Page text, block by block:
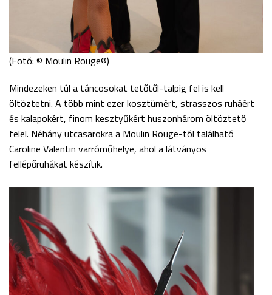
(Fotó: © Moulin Rouge®)
Mindezeken túl a táncosokat tetőtől-talpig fel is kell
öltöztetni. A több mint ezer kosztümért, strasszos ruháért
és kalapokért, finom kesztyűkért huszonhárom öltöztető
felel. Néhány utcasarokra a Moulin Rouge-tól található
Caroline Valentin varróműhelye, ahol a látványos
fellépőruhákat készítik.